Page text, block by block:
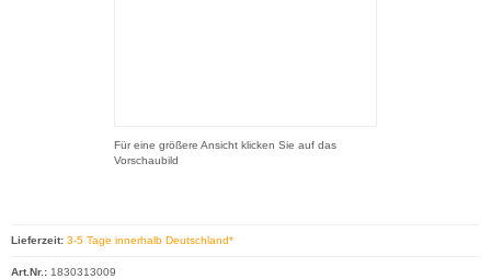
Für eine größere Ansicht klicken Sie auf das
Vorschaubild
Lieferzeit: 3-5 Tage innerhalb Deutschland*
Art.Nr.: 1830313009